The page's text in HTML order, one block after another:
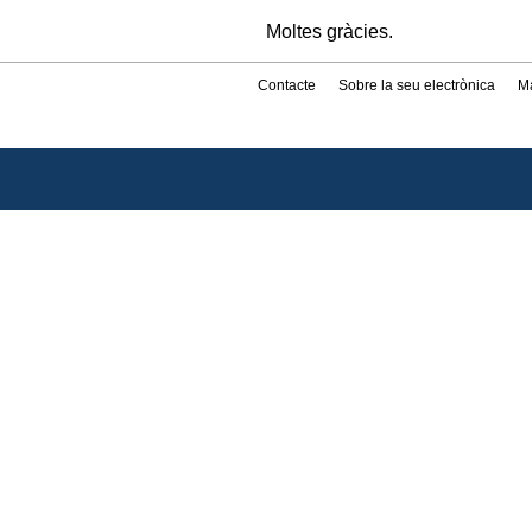
Moltes gràcies.
Contacte Sobre la seu electrònica